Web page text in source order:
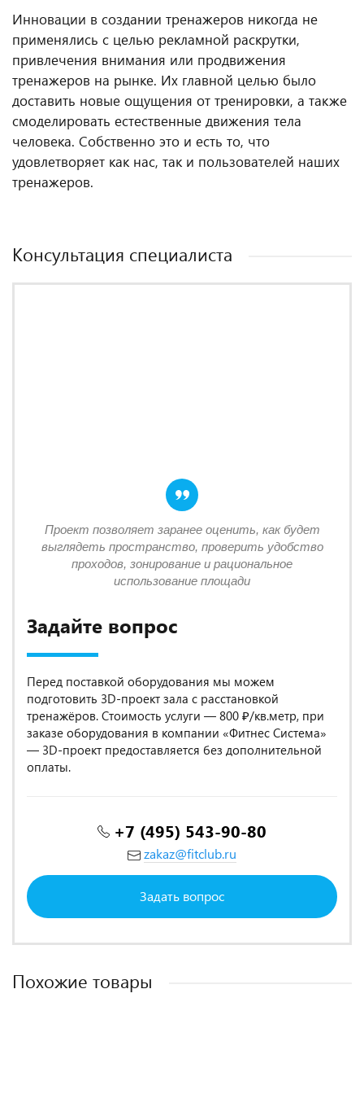
Инновации в создании тренажеров никогда не
применялись с целью рекламной раскрутки,
привлечения внимания или продвижения
тренажеров на рынке. Их главной целью было
доставить новые ощущения от тренировки, а также
смоделировать естественные движения тела
человека. Собственно это и есть то, что
удовлетворяет как нас, так и пользователей наших
тренажеров.
Консультация специалиста
Задайте вопрос
Перед поставкой оборудования мы можем
подготовить 3D-проект зала с расстановкой
тренажёров. Стоимость услуги — 800 ₽/кв.метр, при
заказе оборудования в компании «Фитнес Система»
— 3D-проект предоставляется без дополнительной
оплаты.
+7 (495) 543-90-80
zakaz@fitclub.ru
Задать вопрос
Проект позволяет заранее оценить, как будет
выглядеть пространство, проверить удобство
проходов, зонирование и рациональное
использование площади
Похожие товары